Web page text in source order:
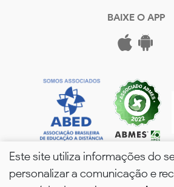
BAIXE O APP
Este site utiliza informações do
personalizar a comunicação e